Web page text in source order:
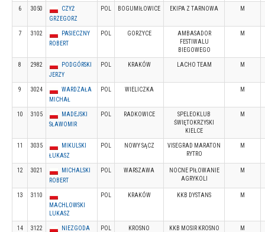
6 3050
CZYŻ
GRZEGORZ
POL BOGUMIŁOWICE EKIPA Z TARNOWA M
7 3102
PASIECZNY
ROBERT
POL GORZYCE
AMBASADOR
FESTIWALU
BIEGOWEGO
M
8 2982
PODGÓRSKI
JERZY
POL KRAKÓW LACHO TEAM M
9 3024
WARDZAŁA
MICHAŁ
POL WIELICZKA M
10 3105
MADEJSKI
SŁAWOMIR
POL RADKOWICE
SPELEOKLUB
ŚWIĘTOKRZYSKI
KIELCE
M
11 3035
MIKULSKI
ŁUKASZ
POL NOWY SĄCZ
VISEGRAD MARATON
RYTRO
M
12 3021
MICHALSKI
ROBERT
POL WARSZAWA
NOCNE PIŁOWANIE
AGRYKOLI
M
13
3110
MACHLOWSKI
LUKASZ
POL KRAKÓW KKB DYSTANS M
14 3122
NIEZGODA
POL KROSNO KKB MOSIR KROSNO M